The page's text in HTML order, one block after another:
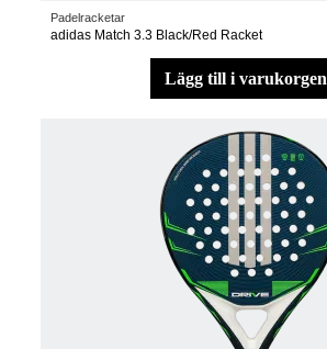
Padelracketar
adidas Match 3.3 Black/Red Racket
lägg till i varukorgen